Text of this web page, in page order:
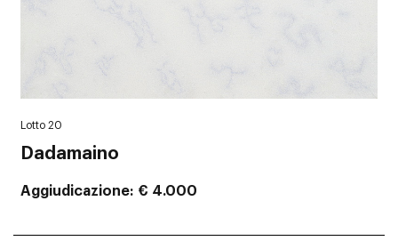
Lotto 20
Dadamaino
Aggiudicazione € 4.000